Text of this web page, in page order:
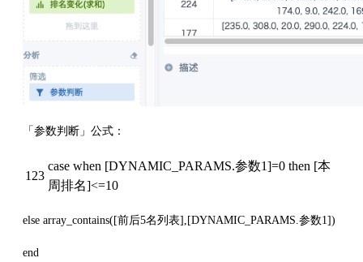
「参数判断」公式：
123
case when [DYNAMIC_PARAMS.参数1]=0 then [本
周排名]<=10
else array_contains([前后5名列表],[DYNAMIC_PARAMS.参数1])
end